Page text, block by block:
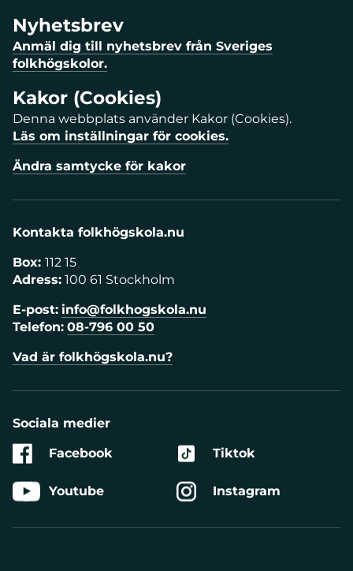
Nyhetsbrev
Anmäl dig till nyhetsbrev från Sveriges
folkhögskolor.
Kakor (Cookies)
Denna webbplats använder Kakor (Cookies).
Läs om inställningar för cookies.
Ändra samtycke för kakor
Kontakta folkhögskola.nu
Box: 112 15
Adress: 100 61 Stockholm
E-post: info@folkhogskola.nu
Telefon: 08-796 00 50
Vad är folkhögskola.nu?
Sociala medier
Facebook
Youtube
Tiktok
Instagram